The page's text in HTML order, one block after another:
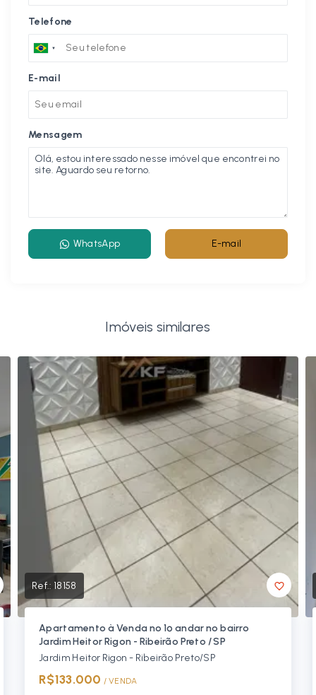
Telefone
E-mail
Mensagem
WhatsApp E-mail
Imóveis similares
Ref.: 18158
Apartamento à Venda no 1º andar no bairro
Jardim Heitor Rigon - Ribeirão Preto / SP
Jardim Heitor Rigon - Ribeirão Preto/SP
R$133.000 / VENDA